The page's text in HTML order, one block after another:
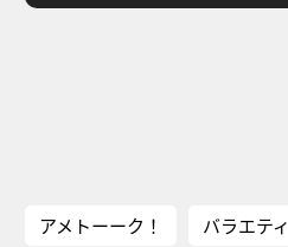
アメトーーク！ バラエティ